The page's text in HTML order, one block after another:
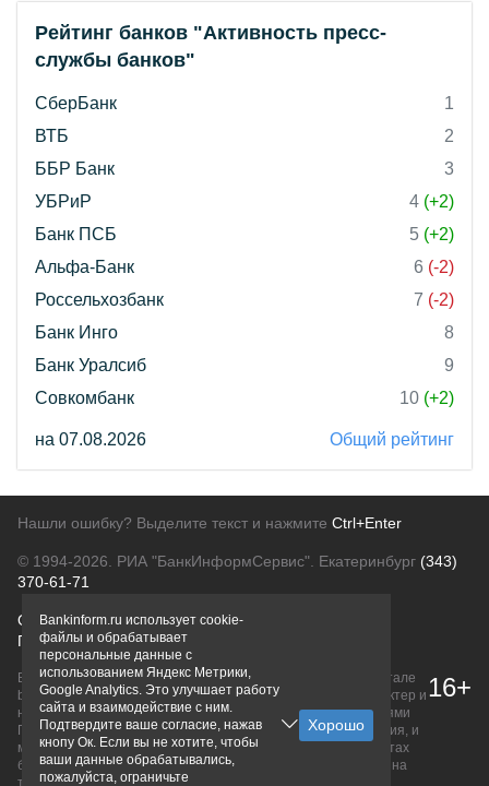
Рейтинг банков "Активность пресс-
службы банков"
СберБанк
1
ВТБ
2
ББР Банк
3
УБРиР
4 (+2)
Банк ПСБ
5 (+2)
Альфа-Банк
6 (-2)
Россельхозбанк
7 (-2)
Банк Инго
8
Банк Уралсиб
9
Совкомбанк
10 (+2)
на 07.08.2026 Общий рейтинг
Нашли ошибку? Выделите текст и нажмите Ctrl+Enter
© 1994-2026. РИА "БанкИнформСервис". Екатеринбург (343)
370-61-71
О проектеПолитика конфиденциальности
Правовая информацияДля рекламодателей
Вся информация о продуктах банков, размещенная на портале
bankinform.ru, носит исключительно ознакомительный характер и
не является публичной офертой, определяемой положениями
ГК РФ. Информация не содержит точного и полного описания, и
может быть изменена. Конечные условия уточняйте на сайтах
банков или при личном обращении. Исключительное право на
товарные знаки принадлежит их правообладателям.
16+
Bankinform.ru использует cookie-
файлы и обрабатывает
персональные данные с
использованием Яндекс Метрики,
Google Analytics. Это улучшает работу
сайта и взаимодействие с ним.
Подтвердите ваше согласие, нажав
кнопу Ок. Если вы не хотите, чтобы
ваши данные обрабатывались,
пожалуйста, ограничьте